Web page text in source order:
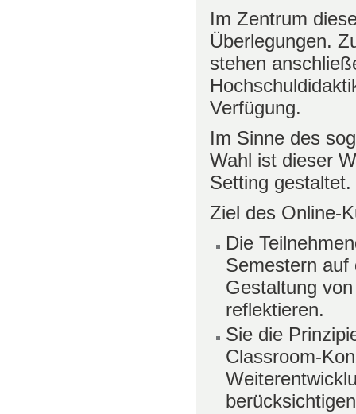
Im Zentrum
Überlegungen.
stehen
Verfügung.
Im Sinne des
Wahl ist dieser
Setting gestaltet.
Ziel des Online-
Die
Semestern auf
Gestaltung
reflektieren.
Sie die
Classroom-